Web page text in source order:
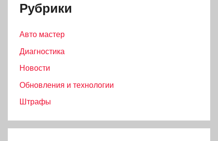
Рубрики
Авто мастер
Диагностика
Новости
Обновления и технологии
Штрафы